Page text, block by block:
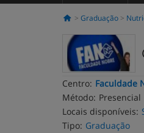
Graduação
Centro: Faculdade
Método: Presencial
Locais disponíveis:
Tipo: Graduação